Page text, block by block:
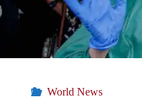
tra
World News